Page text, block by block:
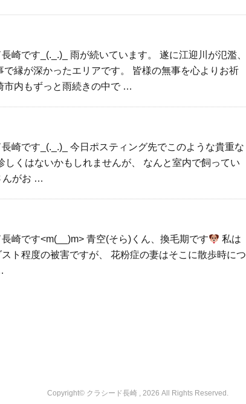
崎です_(._.)_ 雨が続いています。 遂に江迎川が氾濫、
で縁が深かったエリアです。 皆様の無事を心よりお祈
市内もずっと雨続きの中で …
崎です_(._.)_ 今日ポスティング先でこのような貴重な
しくはないかもしれませんが、 なんと室内で飼ってい
んがお …
崎です<m(__)m> 青空(そら)くん、換毛期です
私は
ト程度の被害ですが、 花粉症の妻はそこに散歩時につ
Copyright© クラシード長崎 , 2026 All Rights Reserved.